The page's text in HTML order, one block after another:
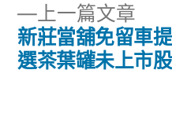
導
覽
上一篇文章
一
篇
新莊當舖免留車
選茶葉罐未上市